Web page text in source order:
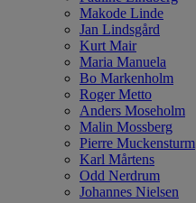
Makode Linde
Jan Lindsgård
Kurt Mair
Maria Manuela
Bo Markenholm
Roger Metto
Anders Moseholm
Malin Mossberg
Pierre Muckensturm
Karl Mårtens
Odd Nerdrum
Johannes Nielsen